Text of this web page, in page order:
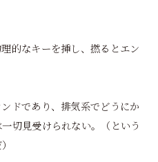
的なキーを挿し、撚るとエン
ドであり、排気系でどうにか
切見受けられない。（という